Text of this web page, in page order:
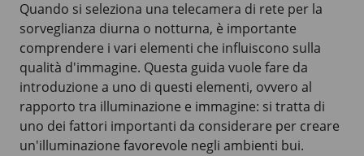
Quando si seleziona una telecamera di rete per la
sorveglianza diurna o notturna, è importante
comprendere i vari elementi che influiscono sulla
qualità d'immagine. Questa guida vuole fare da
introduzione a uno di questi elementi, ovvero al
rapporto tra illuminazione e immagine: si tratta di
uno dei fattori importanti da considerare per creare
un'illuminazione favorevole negli ambienti bui.